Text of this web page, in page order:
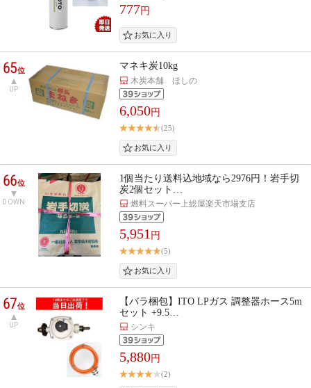
777円
65位
UP
マネキ炭10kg
木炭本舗 ほしの
6,050円
(25)
66位
DOWN
1個当たり送料込地域なら2976円！岩手切
炭2個セット…
燃料スーパー上総屋楽天市場支店
5,951 円
(5)
67位
UP
【バラ梱包】ITO LPガス 調整器ホース5m
セット +9.5…
シンキ
5,880円
(2)